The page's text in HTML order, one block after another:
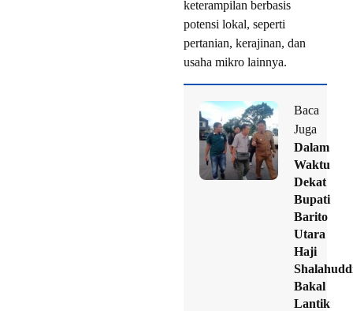
keterampilan berbasis
potensi lokal, seperti
pertanian, kerajinan, dan
usaha mikro lainnya.
Baca
Juga
Dalam
Waktu
Dekat
Bupati
Barito
Utara
Haji
Bakal
Lantik